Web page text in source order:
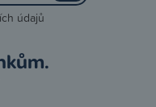
údajů